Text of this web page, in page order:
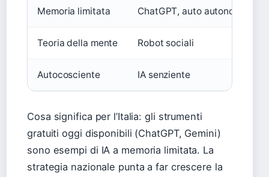
Memoria limitata ChatGPT, auto autonome
Teoria della mente Robot sociali
Autocosciente IA senziente
Cosa significa per l’Italia: gli strumenti
gratuiti oggi disponibili (ChatGPT, Gemini)
sono esempi di IA a memoria limitata. La
strategia nazionale punta a far crescere la